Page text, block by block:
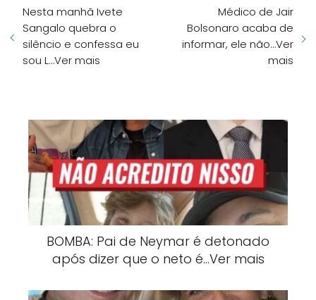
Nesta manhã Ivete
Sangalo quebra o
silêncio e confessa eu
sou L…Ver mais
Médico de Jair
Bolsonaro acaba de
informar, ele não…Ver
mais
BOMBA: Pai de Neymar é detonado
após dizer que o neto é…Ver mais